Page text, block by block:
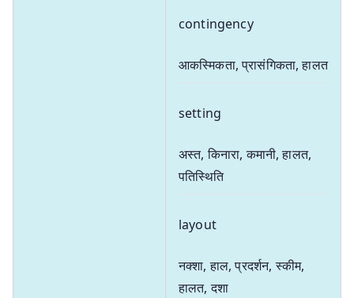
contingency
आकस्मिकता, प्रासंगिकता, हालत
setting
अस्त, किनारा, कमानी, हालत,
पतिस्थिति
layout
नक्शा, हाल, प्रदर्शन, स्कीम,
हालत, दशा